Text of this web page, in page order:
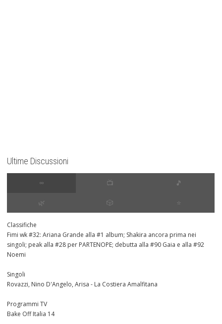
Ultime Discussioni
∞ 📺 🎵
🌿 🎲 ⭐️
Classifiche
Fimi wk #32: Ariana Grande alla #1 album; Shakira ancora prima nei
singoli; peak alla #28 per PARTENOPE; debutta alla #90 Gaia e alla #92
Noemi
Singoli
Rovazzi, Nino D'Angelo, Arisa - La Costiera Amalfitana
Programmi TV
Bake Off Italia 14